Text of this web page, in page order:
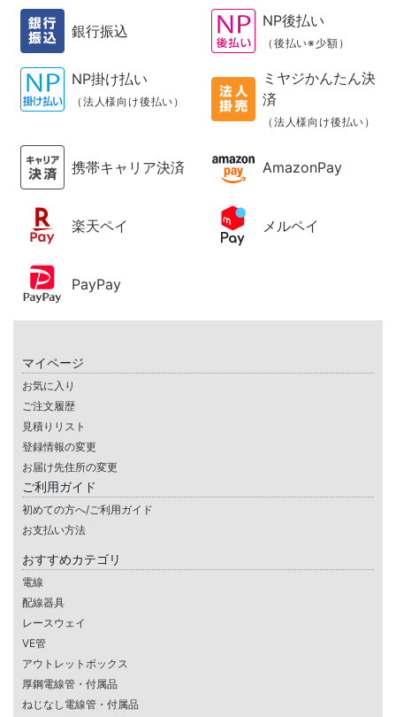
銀行振込
NP後払い
（後払い※少額）
NP掛け払い
（法人様向け後払い）
ミヤジかんたん決
済
（法人様向け後払い）
携帯キャリア決済 AmazonPay
楽天ペイ メルペイ
PayPay
マイページ
お気に入り
ご注文履歴
見積りリスト
登録情報の変更
お届け先住所の変更
ご利用ガイド
初めての方へ/ご利用ガイド
お支払い方法
おすすめカテゴリ
電線
配線器具
レースウェイ
VE管
アウトレットボックス
厚鋼電線管・付属品
ねじなし電線管・付属品